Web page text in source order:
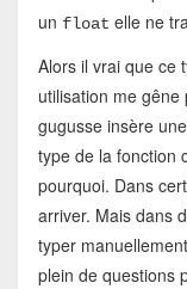
un float elle ne
Alors il vrai que ce
utilisation me gêne
gugusse insère
type de la fonction
pourquoi. Dans
arriver. Mais dans
typer
plein de questions